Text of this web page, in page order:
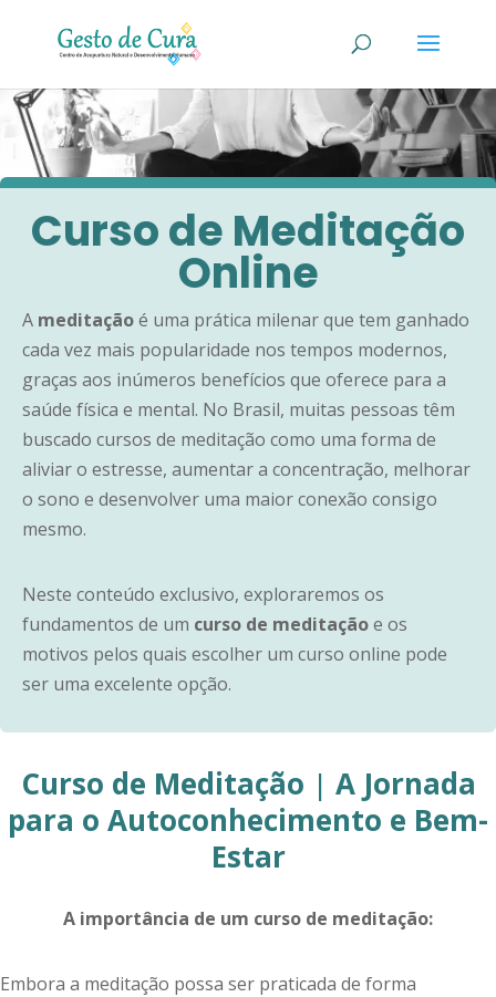
Curso de Meditação
Online
A meditaçãoé uma prática milenar que tem ganhado
cada vez mais popularidade nos tempos modernos,
graças aos inúmeros benefícios que oferece para a
saúde física e mental. No Brasil, muitas pessoas têm
buscado cursos de meditação como uma forma de
aliviar o estresse, aumentar a concentração, melhorar
o sono e desenvolver uma maior conexão consigo
mesmo.
Neste conteúdo exclusivo, exploraremos os
fundamentos de um curso de meditaçãoe os
motivos pelos quais escolher um curso online pode
ser uma excelente opção.
Curso de Meditação | A Jornada
para o Autoconhecimento e Bem-
Estar
A importância de um curso de meditação:
Embora a meditação possa ser praticada de forma